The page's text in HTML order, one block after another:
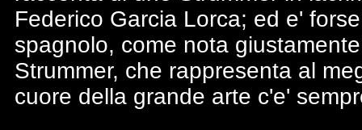
Federico Garcia Lorca; ed e'
spagnolo, come nota
Strummer, che rappresenta al
cuore della grande arte c'e'